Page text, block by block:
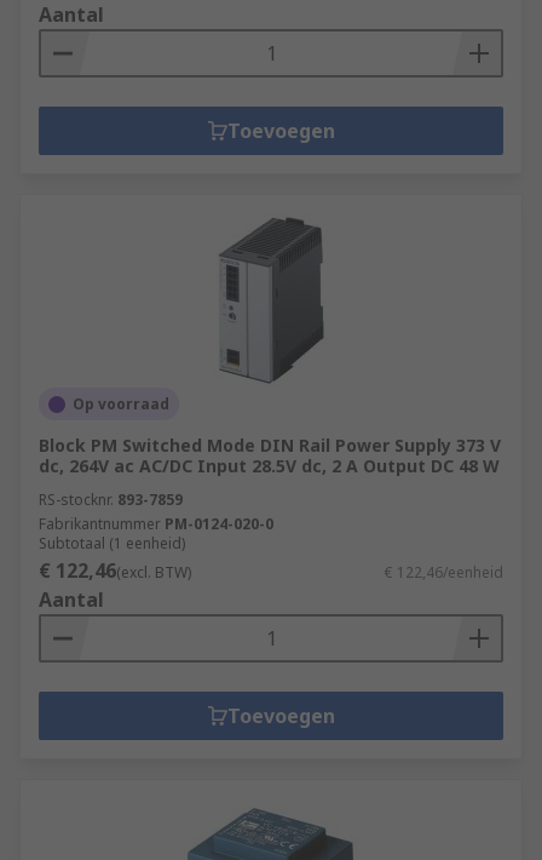
Aantal
Toevoegen
Op voorraad
Block PM Switched Mode DIN Rail Power Supply 373 V
dc, 264V ac AC/DC Input 28.5V dc, 2 A Output DC 48 W
RS-stocknr. 893-7859
Fabrikantnummer PM-0124-020-0
Subtotaal (1 eenheid)
€ 122,46(excl. BTW) € 122,46/eenheid
Aantal
Toevoegen